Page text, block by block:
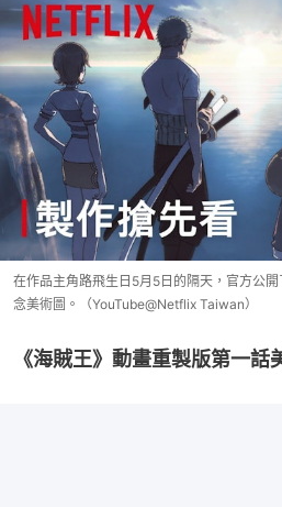
在作品主角路飛生日5月5日的隔天，官方公
念美術圖。（YouTube@Netflix Taiwan）
《海賊王》動畫重製版第一話